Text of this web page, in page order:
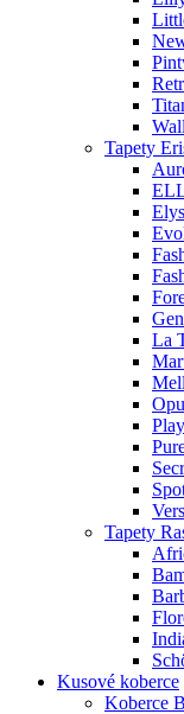
Tapety
La
Tapety
Kusové koberce
Koberce